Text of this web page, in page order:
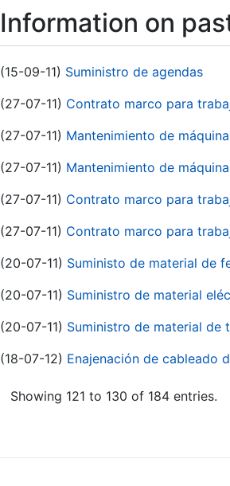
Information on
(15-09-11) Suministro de agendas
(27-07-11) Contrato marco para
(27-07-11) Mantenimiento de
(27-07-11) Mantenimiento de
(27-07-11) Contrato marco para
(27-07-11) Contrato marco para
(20-07-11) Suministo de material de
(20-07-11) Suministro de material
(20-07-11) Suministro de material de
(18-07-12) Enajenación de cableado
Showing 121 to 130 of 184 entries.